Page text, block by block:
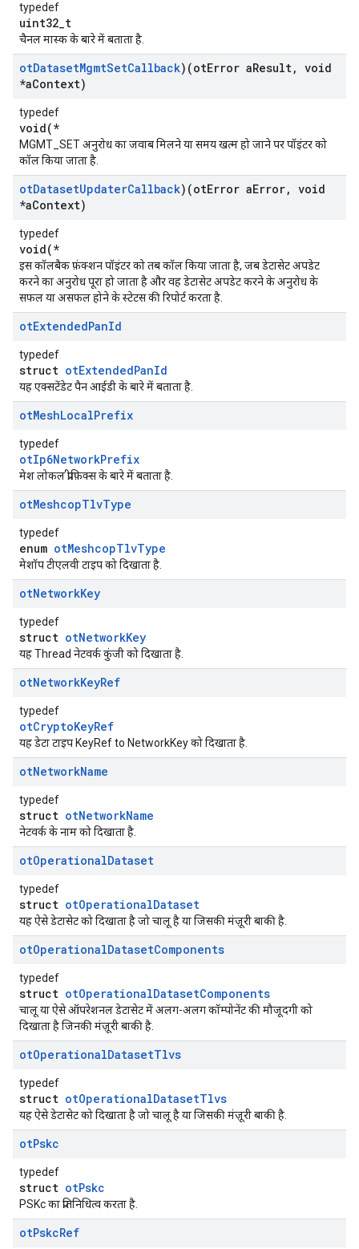
typedef
uint32_t
चैनल मास्क के बारे में बताता है.
otDatasetMgmtSetCallback)(otError aResult, void
*aContext)
typedef
void(*
MGMT_SET अनुरोध का जवाब मिलने या समय खत्म हो जाने पर पॉइंटर को
कॉल किया जाता है.
otDatasetUpdaterCallback)(otError aError, void
*aContext)
typedef
void(*
इस कॉलबैक फ़ंक्शन पॉइंटर को तब कॉल किया जाता है, जब डेटासेट अपडेट
करने का अनुरोध पूरा हो जाता है और वह डेटासेट अपडेट करने के अनुरोध के
सफल या असफल होने के स्टेटस की रिपोर्ट करता है.
otExtendedPanId
typedef
struct otExtendedPanId
यह एक्सटेंडेट पैन आईडी के बारे में बताता है.
otMeshLocalPrefix
typedef
otIp6NetworkPrefix
मेश लोकल प्रीफ़िक्स के बारे में बताता है.
otMeshcopTlvType
typedef
enum otMeshcopTlvType
मेशॉप टीएलवी टाइप को दिखाता है.
otNetworkKey
typedef
struct otNetworkKey
यह Thread नेटवर्क कुंजी को दिखाता है.
otNetworkKeyRef
typedef
otCryptoKeyRef
यह डेटा टाइप KeyRef to NetworkKey को दिखाता है.
otNetworkName
typedef
struct otNetworkName
नेटवर्क के नाम को दिखाता है.
otOperationalDataset
typedef
struct otOperationalDataset
यह ऐसे डेटासेट को दिखाता है जो चालू है या जिसकी मंज़ूरी बाकी है.
otOperationalDatasetComponents
typedef
struct otOperationalDatasetComponents
चालू या ऐसे ऑपरेशनल डेटासेट में अलग-अलग कॉम्पोनेंट की मौजूदगी को
दिखाता है जिनकी मंज़ूरी बाकी है.
otOperationalDatasetTlvs
typedef
struct otOperationalDatasetTlvs
यह ऐसे डेटासेट को दिखाता है जो चालू है या जिसकी मंज़ूरी बाकी है.
otPskc
typedef
struct otPskc
PSKc का प्रतिनिधित्व करता है.
otPskcRef